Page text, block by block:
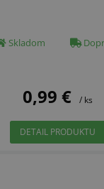
Skladom
0,99 € / ks
DETAIL PRODUKTU